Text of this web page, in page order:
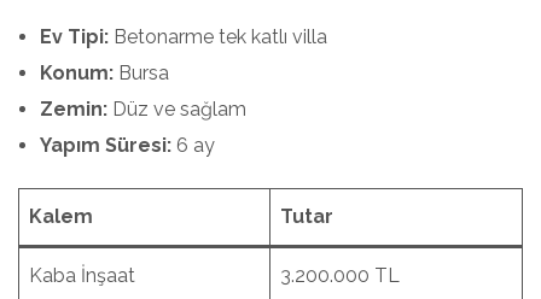
Ev Tipi: Betonarme tek katlı villa
Konum: Bursa
Zemin: Düz ve sağlam
Yapım Süresi: 6 ay
Kalem Tutar
Kaba İnşaat 3.200.000 TL